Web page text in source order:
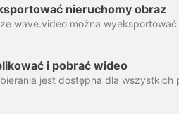
nieruchomy obraz
i pobrać wideo